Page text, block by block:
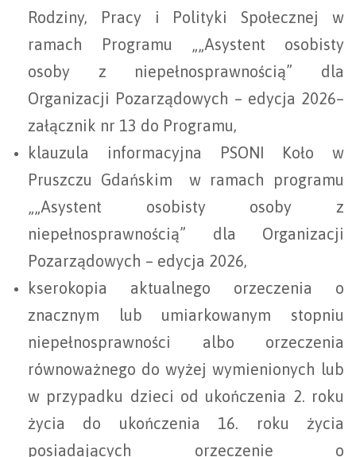
Rodziny, Pracy i Polityki Społecznej w
ramach Programu „„Asystent osobisty
osoby z niepełnosprawnością” dla
Organizacji Pozarządowych – edycja 2026–
załącznik nr 13 do Programu,
klauzula informacyjna PSONI Koło w
Pruszczu Gdańskim w ramach programu
„„Asystent osobisty osoby z
niepełnosprawnością” dla Organizacji
Pozarządowych – edycja 2026,
kserokopia aktualnego orzeczenia o
znacznym lub umiarkowanym stopniu
niepełnosprawności albo orzeczenia
równoważnego do wyżej wymienionych lub
w przypadku dzieci od ukończenia 2. roku
życia do ukończenia 16. roku życia
posiadających orzeczenie o